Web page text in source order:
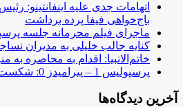
اتهامات جدی علیه اینفانتینو:
باج‌خواهی فیفا پرده برداشت
ماجرای فیلم محرمانه جلسه
کنایه جالب خلیلی به مدیران
خاتم‌الانبیا: اقدام به محاصره
پرسپولیس 1 – پیرامیدز 0: شکست قهرمان آفریقا!
آخرین دیدگاه‌ها